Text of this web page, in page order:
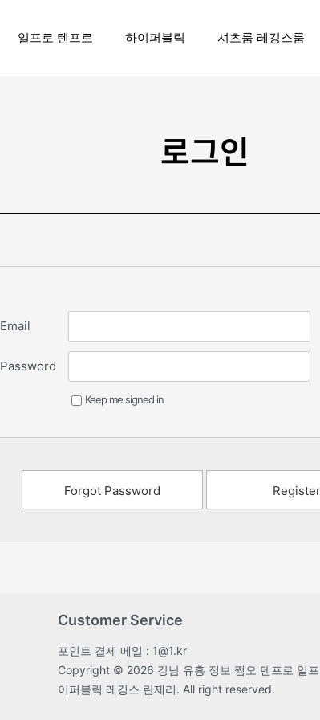
일프로 텐프로 하이퍼블릭 셔츠룸 레깅스룸
로그인
Email
Password
Keep me signed in
Forgot Password Register
Customer Service
포인트 결제 메일 : 1@1.kr
Copyright © 2026 강남 유흥 정보 쩜오 텐프로 일
이퍼블릭 레깅스 란제리. All right reserved.